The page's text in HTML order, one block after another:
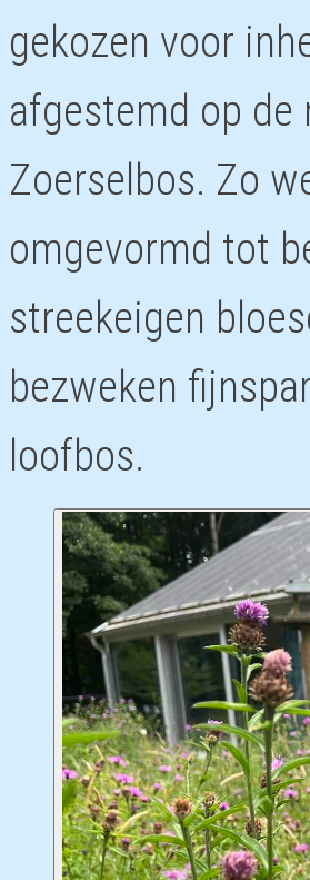
gekozen voor
afgestemd op
Zoerselbos. Zo
omgevormd tot
streekeigen
bezweken
loofbos.